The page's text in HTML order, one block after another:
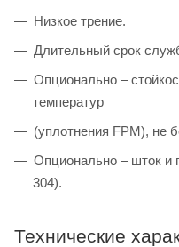
Низкое трение.
Длительный срок
Опционально –
температур
(уплотнения FPM), не
Опционально – шток и
304).
Технические